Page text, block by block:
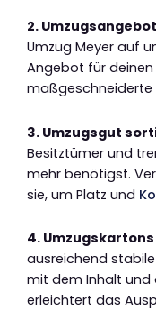
2.
Umzug Meyer auf
Angebot für deinen
maßgeschneiderte
3. Umzugsgut
Besitztümer und
mehr benötigst.
sie, um Platz und
4.
ausreichend
mit dem Inhalt und
erleichtert das